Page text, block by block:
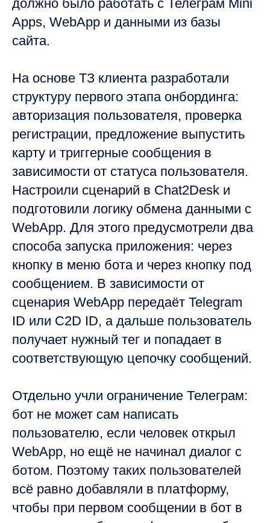
должно было работать с Телеграм Mini
Apps, WebApp и данными из базы
сайта.
На основе ТЗ клиента разработали
структуру первого этапа онбординга:
авторизация пользователя, проверка
регистрации, предложение выпустить
карту и триггерные сообщения в
зависимости от статуса пользователя.
Настроили сценарий в Chat2Desk и
подготовили логику обмена данными с
WebApp. Для этого предусмотрели два
способа запуска приложения: через
кнопку в меню бота и через кнопку под
сообщением. В зависимости от
сценария WebApp передаёт Telegram
ID или C2D ID, а дальше пользователь
получает нужный тег и попадает в
соответствующую цепочку сообщений.
Отдельно учли ограничение Телеграм:
бот не может сам написать
пользователю, если человек открыл
WebApp, но ещё не начинал диалог с
ботом. Поэтому таких пользователей
всё равно добавляли в платформу,
чтобы при первом сообщении в бот в